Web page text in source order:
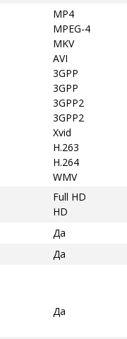
MP4
MPEG-4
MKV
AVI
3GPP
3GPP
3GPP2
3GPP2
Xvid
H.263
H.264
WMV
Full HD
HD
Да
Да
Да